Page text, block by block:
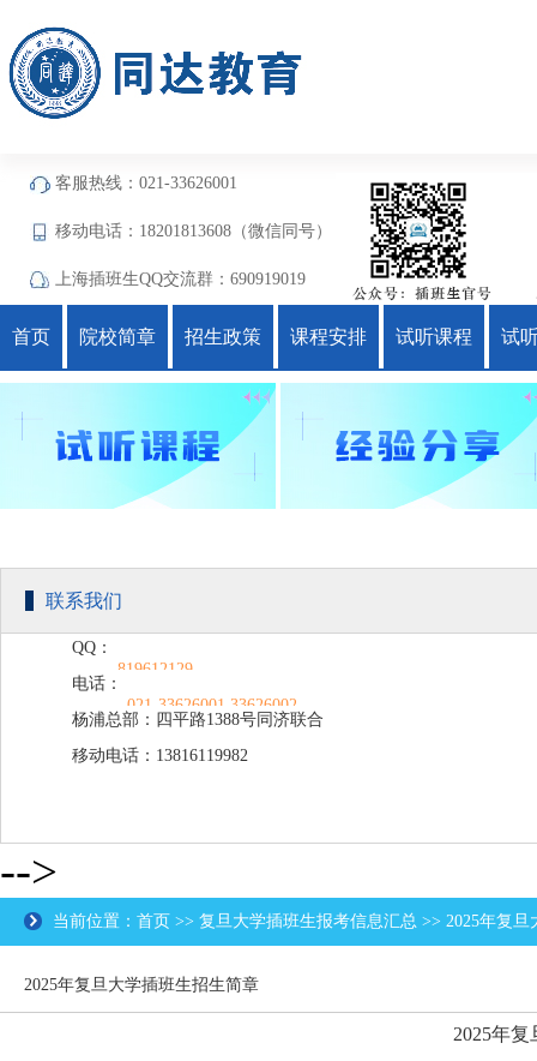
客服热线：021-33626001
移动电话：18201813608（微信同号）
上海插班生QQ交流群：690919019
首页 院校简章 招生政策 课程安排 试听课程 试
联系我们
QQ： 819612129
电话： 021-33626001 33626002
杨浦总部：四平路1388号同济联合
移动电话：13816119982
-->
当前位置：首页 >> 复旦大学插班生报考信息汇总 >> 2025年复
2025年复旦大学插班生招生简章
2025年